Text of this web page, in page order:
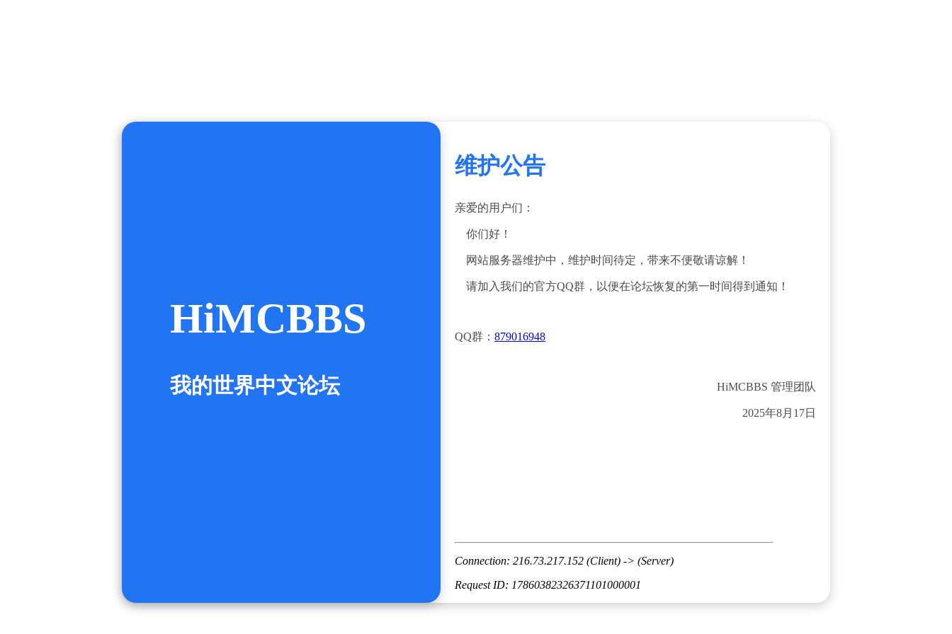
HiMCBBS
我的世界中文论坛
维护公告
亲爱的用户们：
你们好！
网站服务器维护中，维护时间待定，带来不便敬请谅解！
请加入我们的官方QQ群，以便在论坛恢复的第一时间得到通知！
QQ群： 879016948
HiMCBBS 管理团队
2025年8月17日
Connection: 216.73.217.152 (Client) -> (Server)
Request ID: 17860382326371101000001